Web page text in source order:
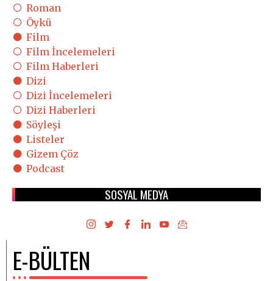
Roman
Öykü
Film
Film İncelemeleri
Film Haberleri
Dizi
Dizi İncelemeleri
Dizi Haberleri
Söyleşi
Listeler
Gizem Çöz
Podcast
SOSYAL MEDYA
E-BÜLTEN